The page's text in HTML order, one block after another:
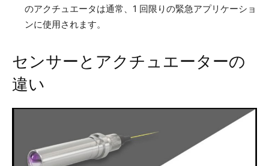
のアクチュエータは通常、1 回限りの緊急アプリケーショ
ンに使用されます。
センサーとアクチュエーターの
違い